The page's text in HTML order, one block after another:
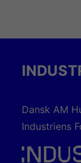
Dansk AM
Industriens